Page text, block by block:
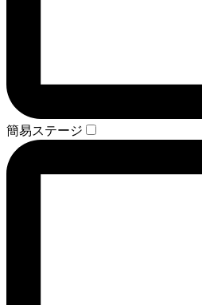
簡易ステージ